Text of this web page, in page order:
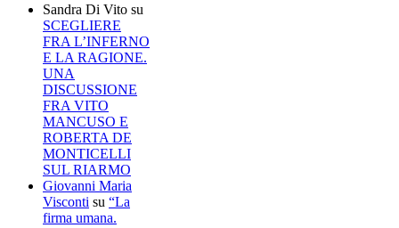
Sandra Di Vito su
SCEGLIERE
FRA L’INFERNO
E LA RAGIONE.
UNA
DISCUSSIONE
FRA VITO
MANCUSO E
ROBERTA DE
MONTICELLI
SUL RIARMO
Giovanni Maria
Visconti su “La
firma umana.